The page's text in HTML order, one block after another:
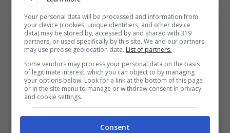
Nicolò Cambiaghi esulta dopo la rete al Verona
Your personal data will be processed and information from
your device (cookies, unique identifiers, and other device
data) may be stored by, accessed by and shared with 319
partners, or used specifically by this site. We and our partners
may use precise geolocation data. List of partners.
Some vendors may process your personal data on the basis
of legitimate interest, which you can object to by managing
your options below. Look for a link at the bottom of this page
or in the site menu to manage or withdraw consent in privacy
and cookie settings.
Consent